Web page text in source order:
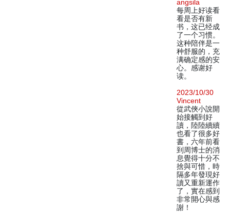
angsila
每周上好读看
看是否有新
书，这已经成
了一个习惯。
这种陪伴是一
种舒服的，充
满确定感的安
心。感谢好
读。
2023/10/30
Vincent
從武俠小說開
始接觸到好
讀，陸陸續續
也看了很多好
書，六年前看
到周博士的消
息覺得十分不
捨與可惜，時
隔多年發現好
讀又重新運作
了，實在感到
非常開心與感
謝！